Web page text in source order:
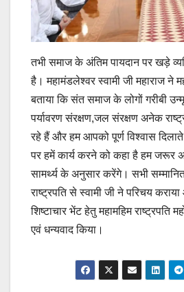
तभी समाज के अंतिम पायदान पर खड़े
है। महामंडलेश्वर स्वामी जी महाराज ने
बताया कि संत समाज के लोगों गरीबी
पर्यावरण संरक्षण,जल संरक्षण अनेक
रहे हैं और हम आपको पूर्ण विश्वास
पर हमें कार्य करने को कहा है हम जरूर
सामर्थ्य के अनुसार करेंगे। सभी
राष्ट्रपति से स्वामी जी ने परिचय
शिष्टाचार भेंट हेतु महामहिम राष्ट्रपति
एवं धन्यवाद किया।